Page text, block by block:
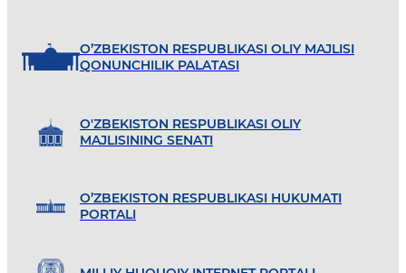
O’ZBEKISTON RESPUBLIKASI OLIY MAJLISI
QONUNCHILIK PALATASI
O'ZBEKISTON RESPUBLIKASI OLIY
MAJLISINING SENATI
O’ZBEKISTON RESPUBLIKASI HUKUMATI
PORTALI